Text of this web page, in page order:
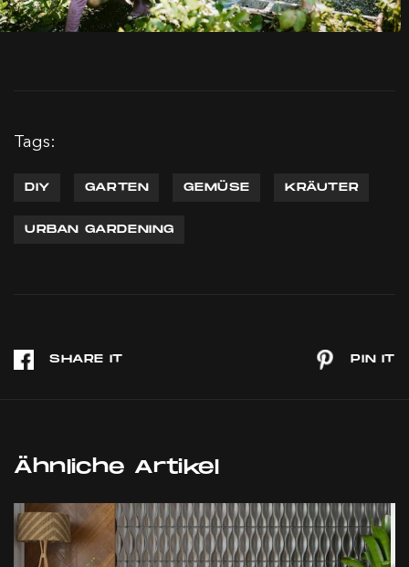
Tags:
DIY GARTEN GEMÜSE KRÄUTER
URBAN GARDENING
Ähnliche Artikel